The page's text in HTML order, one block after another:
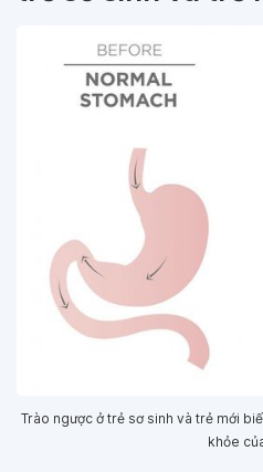
Trào ngược ở trẻ sơ sinh và trẻ mới
khỏe